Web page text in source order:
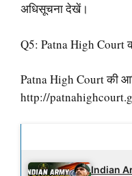
अधिसूचना देखें।
Q5: Patna High Court
Patna High Court की
http://
Indian